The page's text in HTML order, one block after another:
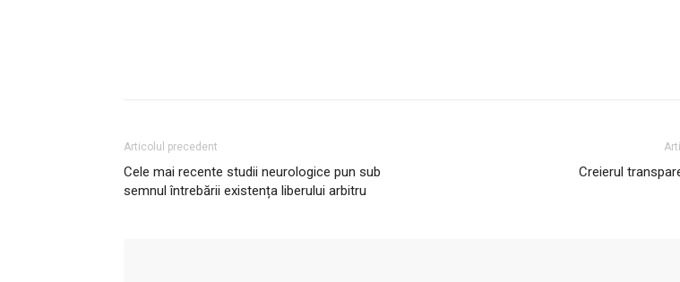
Articolul precedent
Cele mai recente studii neurologice pun sub
semnul întrebării existența liberului arbitru
Creierul